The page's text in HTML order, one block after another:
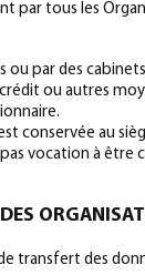
par tous les
par des
ou autres
conservée au
vocation à être
transfert des